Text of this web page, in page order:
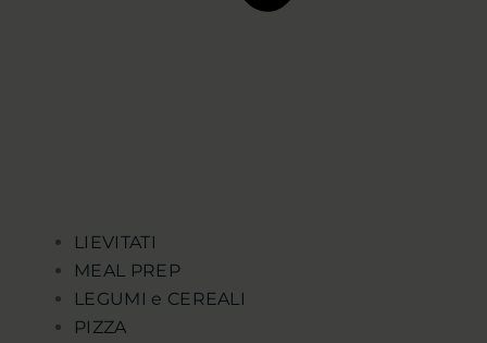
LIEVITATI
MEAL PREP
LEGUMI e CEREALI
PIZZA